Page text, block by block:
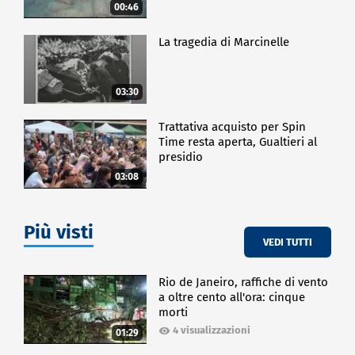
di punta del week-end della rete ammiraglia della
Monica Setta e a Ingrid Muccitelli.
CRONACA
00:46
03:30
La tragedia di Marcinelle
03:08
Trattativa acquisto per Spin
Time resta aperta, Gualtieri al
presidio
Più visti VEDI TUTTI
01:29
Rio de Janeiro, raffiche di vento
a oltre cento all'ora: cinque
morti
4 visualizzazioni